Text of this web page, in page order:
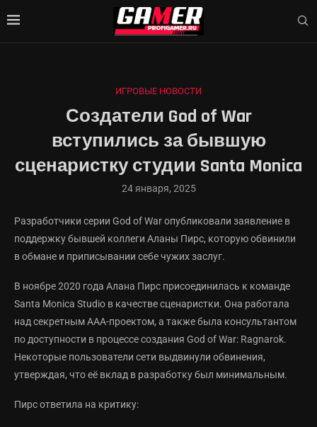
ИГРОВЫЕ НОВОСТИ
Создатели God of War
вступились за бывшую
сценаристку студии Santa Monica
24 января, 2025
Разработчики серии God of War опубликовали заявление в
поддержку бывшей коллеги Аланы Пирс, которую обвинили
в обмане и приписывании себе чужих заслуг.
В ноябре 2020 года Алана Пирс присоединилась к команде
Santa Monica Studio в качестве сценаристки. Она работала
над секретным AAA-проектом, а также была консультантом
по доступности в процессе создания God of War: Ragnarok.
Некоторые пользователи сети выдвинули обвинения,
утверждая, что её вклад в разработку был минимальным.
Пирс ответила на критику: